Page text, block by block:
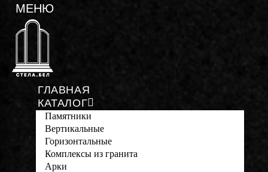
ГЛАВНАЯ
КАТАЛОГ
Памятники
Вертикальные
Горизонтальные
Комплексы из гранита
Арки